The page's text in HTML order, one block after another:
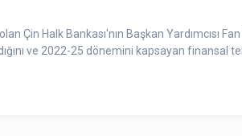
Çin Halk Bankası'nın Başkan Yardımcısı
ve 2022-25 dönemini kapsayan finansal